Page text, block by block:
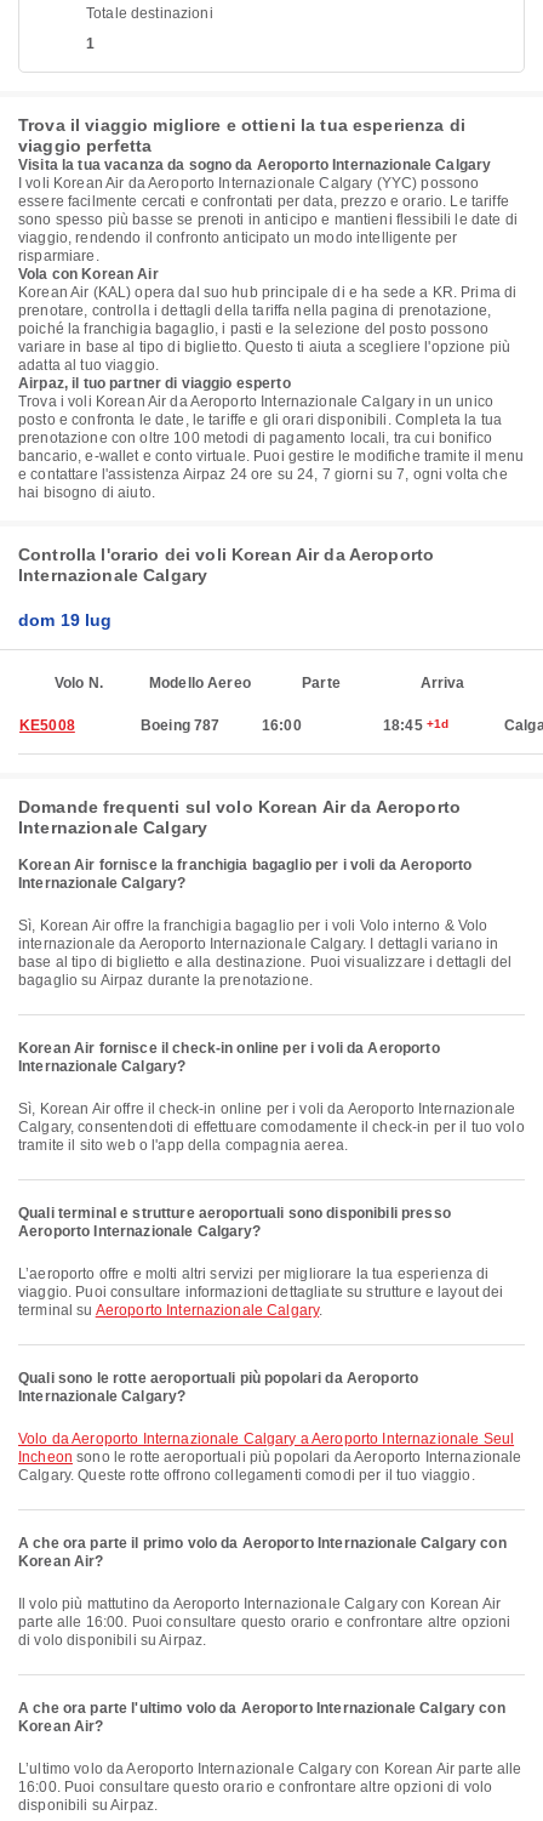
Totale destinazioni
1
Trova il viaggio migliore e ottieni la tua esperienza di
viaggio perfetta
Visita la tua vacanza da sogno da Aeroporto Internazionale Calgary
I voli Korean Air da Aeroporto Internazionale Calgary (YYC) possono
essere facilmente cercati e confrontati per data, prezzo e orario. Le tariffe
sono spesso più basse se prenoti in anticipo e mantieni flessibili le date di
viaggio, rendendo il confronto anticipato un modo intelligente per
risparmiare.
Vola con Korean Air
Korean Air (KAL) opera dal suo hub principale di e ha sede a KR. Prima di
prenotare, controlla i dettagli della tariffa nella pagina di prenotazione,
poiché la franchigia bagaglio, i pasti e la selezione del posto possono
variare in base al tipo di biglietto. Questo ti aiuta a scegliere l'opzione più
adatta al tuo viaggio.
Airpaz, il tuo partner di viaggio esperto
Trova i voli Korean Air da Aeroporto Internazionale Calgary in un unico
posto e confronta le date, le tariffe e gli orari disponibili. Completa la tua
prenotazione con oltre 100 metodi di pagamento locali, tra cui bonifico
bancario, e-wallet e conto virtuale. Puoi gestire le modifiche tramite il menu
e contattare l'assistenza Airpaz 24 ore su 24, 7 giorni su 7, ogni volta che
hai bisogno di aiuto.
Controlla l'orario dei voli Korean Air da Aeroporto
Internazionale Calgary
dom 19 lug
Volo N. Modello Aereo Parte Arriva
KE5008 Boeing 787 16:00 18:45 +1d
Domande frequenti sul volo Korean Air da Aeroporto
Internazionale Calgary
Korean Air fornisce la franchigia bagaglio per i voli da Aeroporto
Internazionale Calgary?
Sì, Korean Air offre la franchigia bagaglio per i voli Volo interno & Volo
internazionale da Aeroporto Internazionale Calgary. I dettagli variano in
base al tipo di biglietto e alla destinazione. Puoi visualizzare i dettagli del
bagaglio su Airpaz durante la prenotazione.
Korean Air fornisce il check-in online per i voli da Aeroporto
Internazionale Calgary?
Sì, Korean Air offre il check-in online per i voli da Aeroporto Internazionale
Calgary, consentendoti di effettuare comodamente il check-in per il tuo volo
tramite il sito web o l'app della compagnia aerea.
Quali terminal e strutture aeroportuali sono disponibili presso
Aeroporto Internazionale Calgary?
L’aeroporto offre e molti altri servizi per migliorare la tua esperienza di
viaggio. Puoi consultare informazioni dettagliate su strutture e layout dei
terminal su Aeroporto Internazionale Calgary.
Quali sono le rotte aeroportuali più popolari da Aeroporto
Internazionale Calgary?
volo da Aeroporto Internazionale Calgary a Aeroporto Internazionale Seul
Incheon sono le rotte aeroportuali più popolari da Aeroporto Internazionale
Calgary. Queste rotte offrono collegamenti comodi per il tuo viaggio.
A che ora parte il primo volo da Aeroporto Internazionale Calgary con
Korean Air?
parte alle 16:00. Puoi consultare questo orario e confrontare altre opzioni
di volo disponibili su Airpaz.
A che ora parte l'ultimo volo da Aeroporto Internazionale Calgary con
Korean Air?
L’ultimo volo da Aeroporto Internazionale Calgary con Korean Air parte alle
16:00. Puoi consultare questo orario e confrontare altre opzioni di volo
disponibili su Airpaz.